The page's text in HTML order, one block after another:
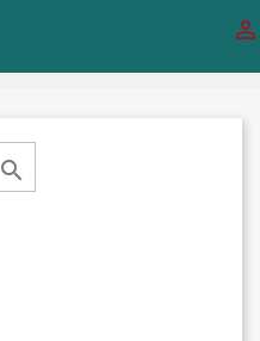

